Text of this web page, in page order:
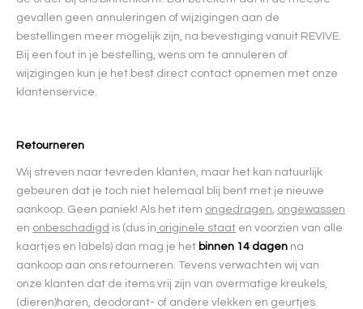
gevallen geen annuleringen of wijzigingen aan de
bestellingen meer mogelijk zijn, na bevestiging vanuit REVIVE.
Bij een fout in je bestelling, wens om te annuleren of
wijzigingen kun je het best direct contact opnemen met onze
klantenservice.
Retourneren
Wij streven naar tevreden klanten, maar het kan natuurlijk
gebeuren dat je toch niet helemaal blij bent met je nieuwe
aankoop. Geen paniek! Als het item ongedragen, ongewassen
en onbeschadigd is (dus in originele staat en voorzien van alle
kaartjes en labels) dan mag je het binnen 14 dagen na
aankoop aan ons retourneren. Tevens verwachten wij van
onze klanten dat de items vrij zijn van overmatige kreukels,
(dieren)haren, deodorant- of andere vlekken en geurtjes.